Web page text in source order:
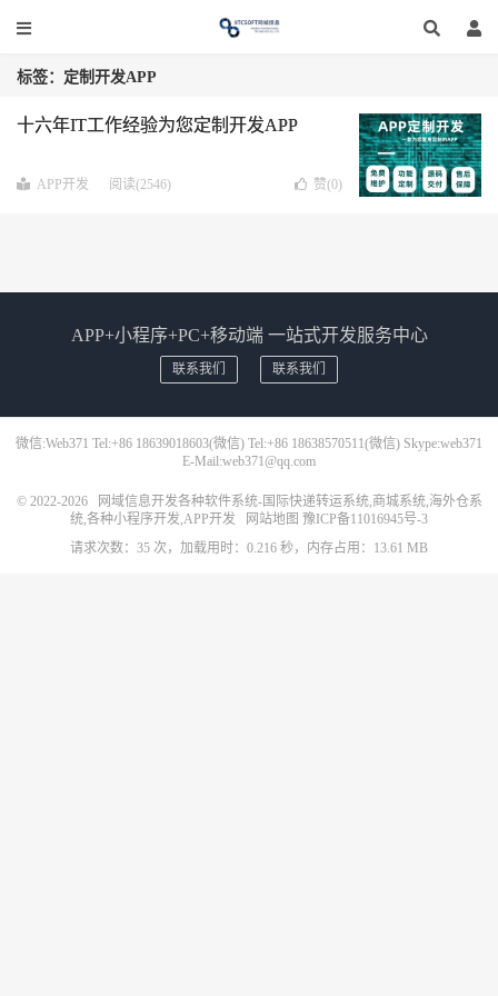
标签：定制开发APP
十六年IT工作经验为您定制开发APP
APP开发 阅读(2546) 赞(0)
APP+小程序+PC+移动端 一站式开发服务中心
联系我们 联系我们
微信:Web371 Tel:+86 18639018603(微信) Tel:+86 18638570511(微信) Skype:web371
E-Mail:web371@qq.com
© 2022-2026
网域信息开发各种软件系统-国际快递转运系统,商城系统,海外仓系
统,各种小程序开发,APP开发
网站地图 豫ICP备11016945号-3
请求次数：35 次，加载用时：0.216 秒，内存占用：13.61 MB